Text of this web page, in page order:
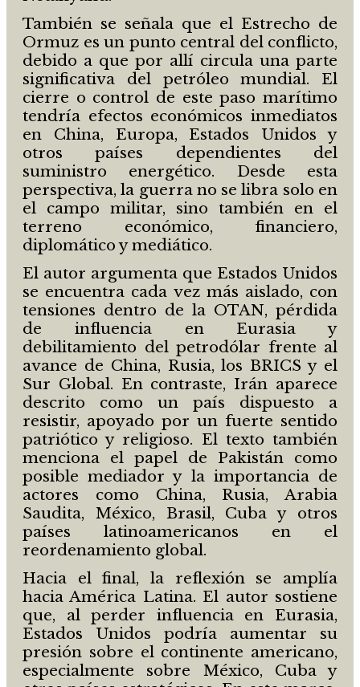
También se señala que el Estrecho de
Ormuz es un punto central del conflicto,
debido a que por allí circula una parte
significativa del petróleo mundial. El
cierre o control de este paso marítimo
tendría efectos económicos inmediatos
en China, Europa, Estados Unidos y
otros países dependientes del
suministro energético. Desde esta
perspectiva, la guerra no se libra solo en
el campo militar, sino también en el
terreno económico, financiero,
diplomático y mediático.
El autor argumenta que Estados Unidos
se encuentra cada vez más aislado, con
tensiones dentro de la OTAN, pérdida
de influencia en Eurasia y
debilitamiento del petrodólar frente al
avance de China, Rusia, los BRICS y el
Sur Global. En contraste, Irán aparece
descrito como un país dispuesto a
resistir, apoyado por un fuerte sentido
patriótico y religioso. El texto también
menciona el papel de Pakistán como
posible mediador y la importancia de
actores como China, Rusia, Arabia
Saudita, México, Brasil, Cuba y otros
países latinoamericanos en el
reordenamiento global.
Hacia el final, la reflexión se amplía
hacia América Latina. El autor sostiene
que, al perder influencia en Eurasia,
Estados Unidos podría aumentar su
presión sobre el continente americano,
especialmente sobre México, Cuba y